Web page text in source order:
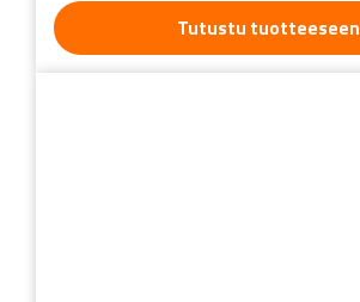
Tutustu tuotteeseen